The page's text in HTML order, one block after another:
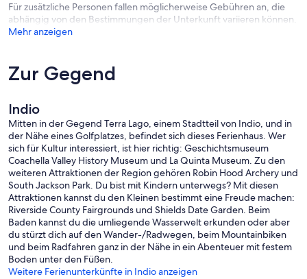
Für zusätzliche Personen fallen möglicherweise Gebühren an, die
abhängig von den Bestimmungen der Unterkunft variieren können.
Mehr anzeigen
Zur Gegend
Indio
Mitten in der Gegend Terra Lago, einem Stadtteil von Indio, und in
der Nähe eines Golfplatzes, befindet sich dieses Ferienhaus. Wer
sich für Kultur interessiert, ist hier richtig: Geschichtsmuseum
Coachella Valley History Museum und La Quinta Museum. Zu den
weiteren Attraktionen der Region gehören Robin Hood Archery und
South Jackson Park. Du bist mit Kindern unterwegs? Mit diesen
Attraktionen kannst du den Kleinen bestimmt eine Freude machen:
Riverside County Fairgrounds und Shields Date Garden. Beim
Baden kannst du die umliegende Wasserwelt erkunden oder aber
du stürzt dich auf den Wander-/Radwegen, beim Mountainbiken
und beim Radfahren ganz in der Nähe in ein Abenteuer mit festem
Boden unter den Füßen.
Weitere Ferienunterkünfte in Indio anzeigen